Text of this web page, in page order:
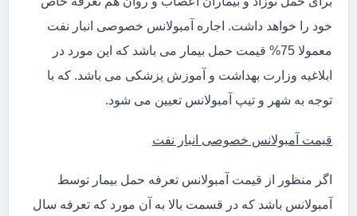
خود را خواهد داشت. اجاره آمبولانس خصوصی انبار نفت
معمولا 75% قیمت حمل بیمار می باشد که این مورد در
ابلاغیه وزارت بهداشت و آموزش پزشکی می باشد. که با
توجه به شهر و تیپ آمبولانس تعیین می شود.
قیمت آمبولانس خصوصی انبار نفت
اگر منظور از قیمت آمبولانس تعرفه حمل بیمار توسط
آمبولانس باشد که در قسمت بالا به آن مورد که تعرفه سال